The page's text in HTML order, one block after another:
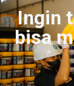
Ingin
bisa